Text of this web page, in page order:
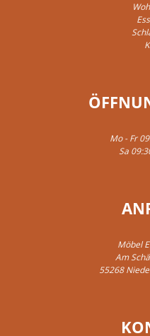
Mo - Fr
Sa
Möbel
Am
55268